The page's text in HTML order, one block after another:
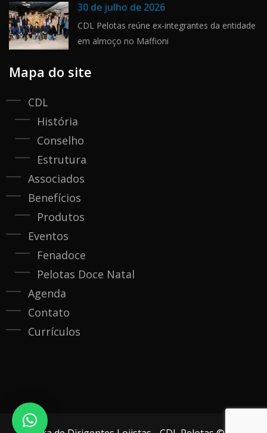
30 de julho de 2026
CDL Pelotas reúne ex-integrantes da entidade
em almoço no Maffioni
Mapa do site
CDL
História
Conselho
Estrutura
Associados
Benefícios
Produtos
Eventos
Fenadoce
Pelotas Doce Natal
Agenda
Contato
Currículos